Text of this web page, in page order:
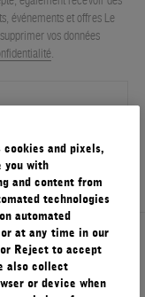
événements et offres Le
vos données
cookies and pixels,
you with
and content from
technologies
automated
at any time in our
Reject to accept
also collect
or device when